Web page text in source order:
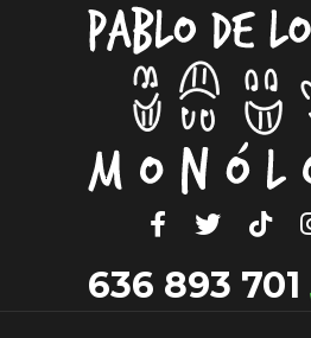
636 893 701